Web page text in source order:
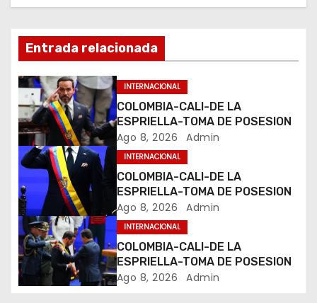
ó
n
d
e
e
n
t
r
a
Entrada relacionada
INTERNACIONAL
COLOMBIA-CALI-DE LA
ESPRIELLA-TOMA DE POSESION
Ago 8, 2026 Admin
INTERNACIONAL
COLOMBIA-CALI-DE LA
ESPRIELLA-TOMA DE POSESION
Ago 8, 2026 Admin
INTERNACIONAL
COLOMBIA-CALI-DE LA
ESPRIELLA-TOMA DE POSESION
Ago 8, 2026 Admin